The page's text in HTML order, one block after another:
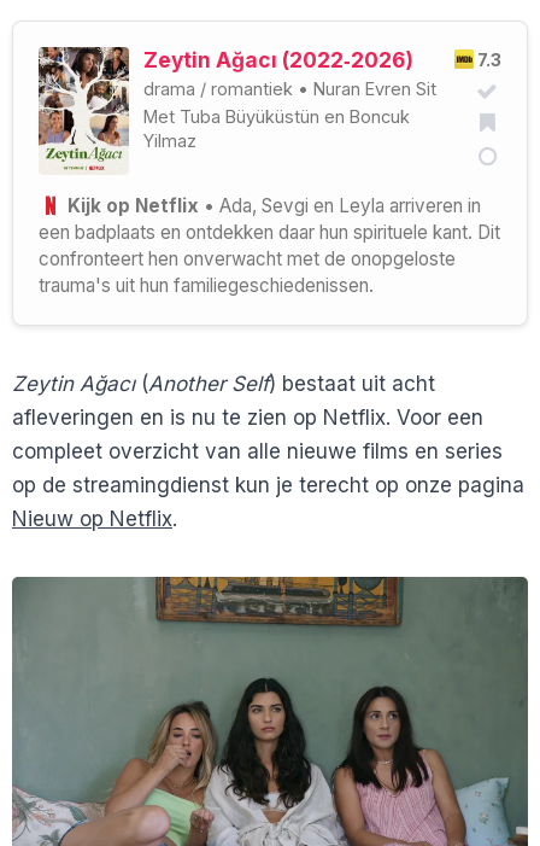
7.3
Zeytin Ağacı (2022‑2026)
drama / romantiek • Nuran Evren Sit
Met Tuba Büyüküstün en Boncuk
Yilmaz
Kijk op Netflix • Ada, Sevgi en Leyla arriveren in
een badplaats en ontdekken daar hun spirituele kant. Dit
confronteert hen onverwacht met de onopgeloste
trauma's uit hun familiegeschiedenissen.
Zeytin Ağacı(Another Self) bestaat uit acht
afleveringen en is nu te zien op Netflix. Voor een
compleet overzicht van alle nieuwe films en series
op de streamingdienst kun je terecht op onze pagina
Nieuw op Netflix.